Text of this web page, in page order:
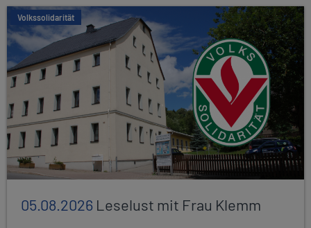
Volkssolidarität
05.08.2026 Leselust mit Frau Klemm